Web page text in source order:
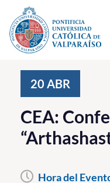
Click acá para ir
Investigación,
PUCV Internacional
Vinculación con el
20 ABR
CEA:
Hora del